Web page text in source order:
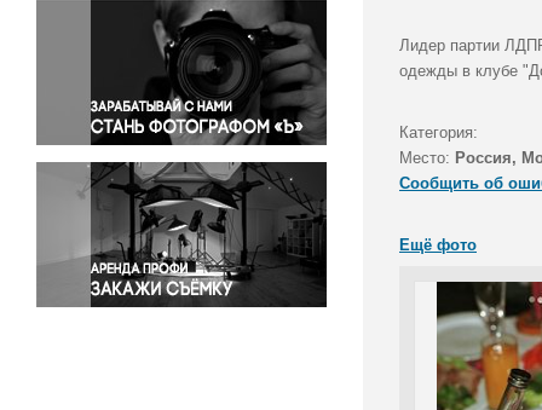
Окружающая среда
Политика
Правосудие
Происшествия и конфликты
Религия
Светская жизнь
Спорт
Экология
Экономика и бизнес
Лидер партии
одежды в клубе
Категория:
Место: Россия,
Сообщить об
Ещё фото